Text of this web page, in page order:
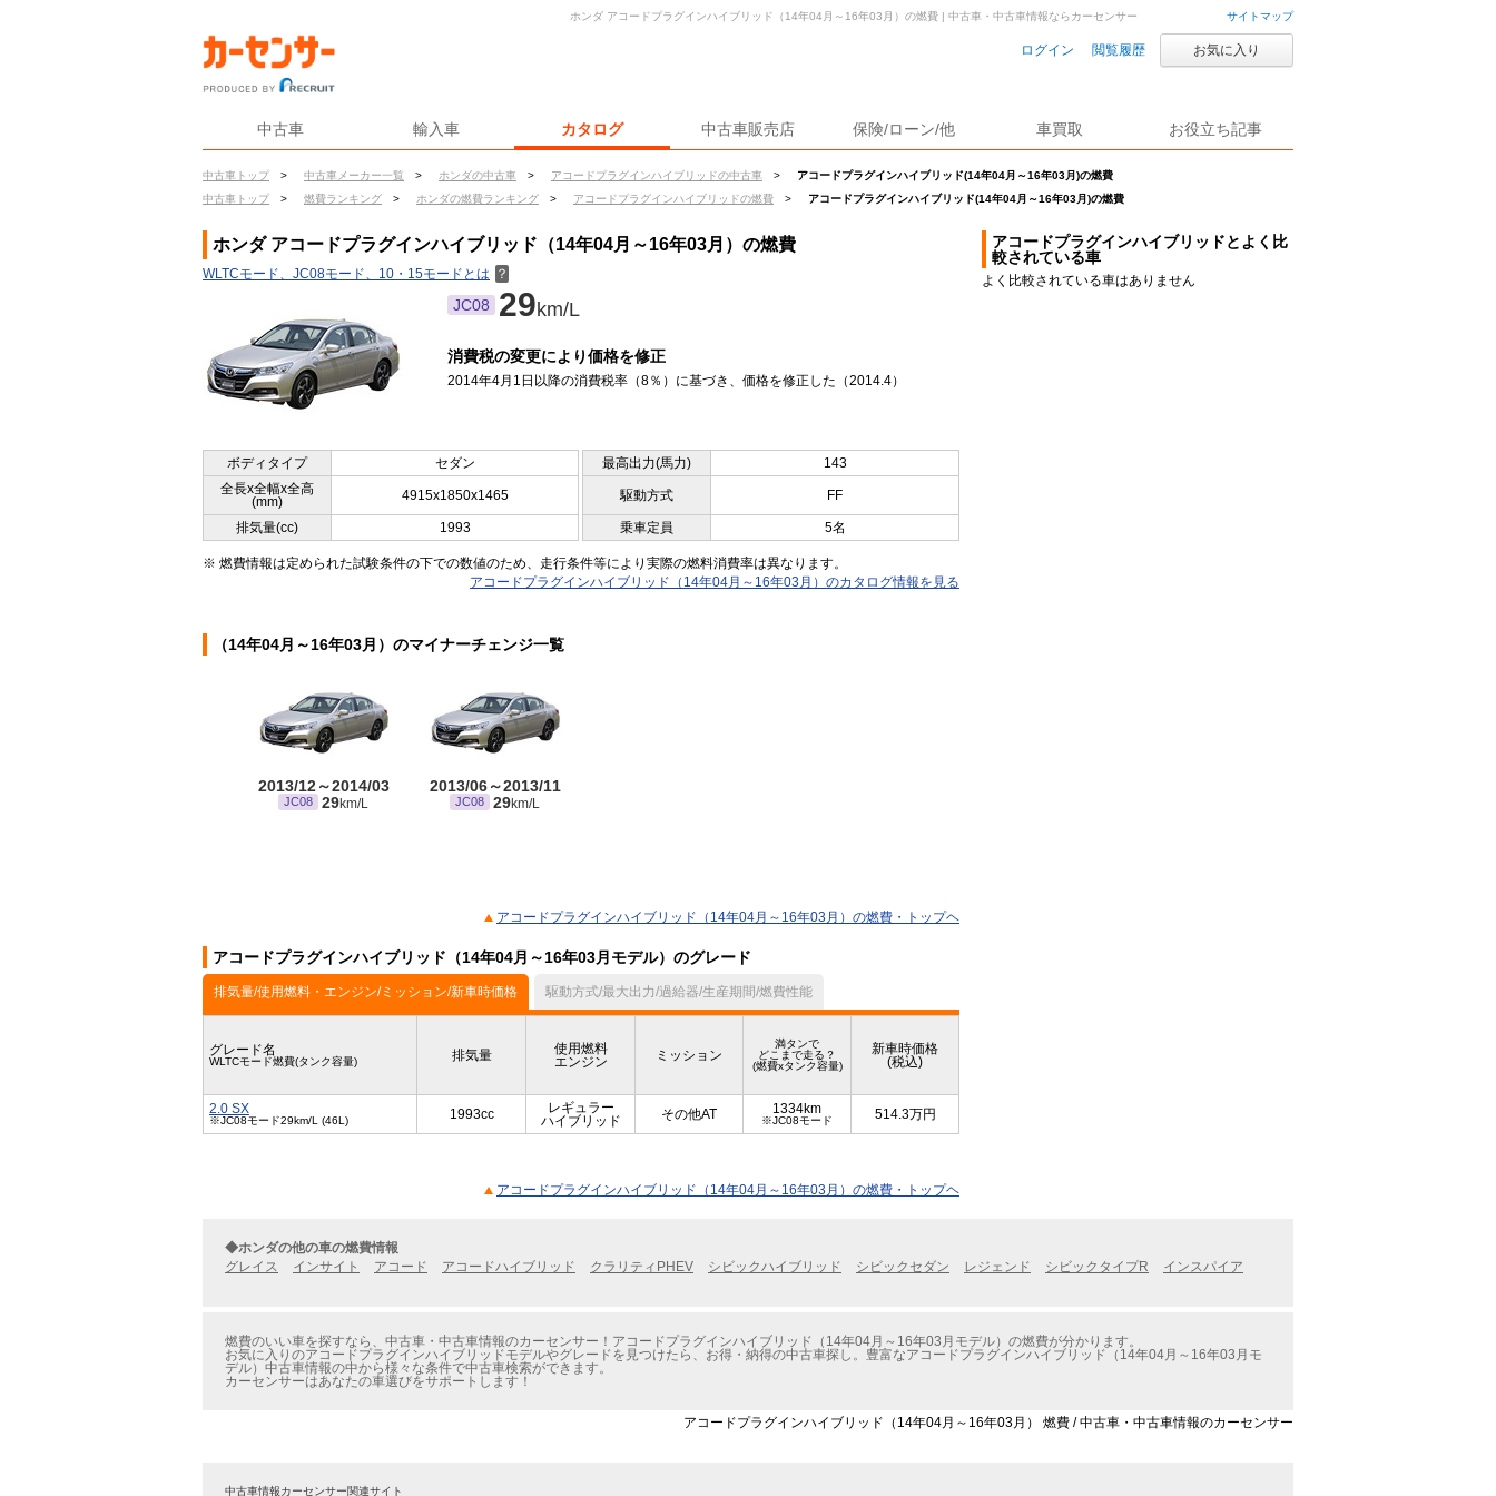
サイトマップ
ログイン 閲覧履歴 お気に入り
中古車 輸入車 カタログ 中古車販売店 保険/ローン/他 車買取 お役立ち記事
中古車トップ > 中古車メーカー一覧 > ホンダの中古車 > アコードプラグインハイブリッドの中古車 >
アコードプラグインハイブリッド(14年04月～16年03月)の燃費
中古車トップ
> 燃費ランキング > ホンダの燃費ランキング > アコードプラグインハイブリッドの燃費 > アコードプラグインハイブリッド(14年04月～16年03月)の燃費
ホンダ アコードプラグインハイブリッド（14年04月～16年03月）の燃費 | 中古車・中古車情報ならカーセンサー
ホンダ アコードプラグインハイブリッド（14年04月～16年03月）の燃費
WLTCモード、JC08モード、10・15モードとは ？
JC08 29km/L
消費税の変更により価格を修正
2014年4月1日以降の消費税率（8％）に基づき、価格を修正した（2014.4）
ボディタイプ セダン 最高出力(馬力)
143
全長x全幅x全高
(mm)
4915x1850x1465 駆動方式 FF
排気量(cc) 1993 乗車定員 5名
※ 燃費情報は定められた試験条件の下での数値のため、走行条件等により実際の燃料消費率は異なります。
アコードプラグインハイブリッド（14年04月～16年03月）のカタログ情報を見る
（14年04月～16年03月）のマイナーチェンジ一覧
2013/12～2014/03
JC08 29km/L
2013/06～2013/11
JC08 29km/L
アコードプラグインハイブリッド（14年04月～16年03月）の燃費・トップヘ
アコードプラグインハイブリッド（14年04月～16年03月モデル）のグレード
排気量/使用燃料・エンジン/ミッション/新車時価格 駆動方式/最大出力/過給器/生産期間/燃費性能
グレード名
WLTCモード燃費(タンク容量) 排気量
使用燃料
エンジン
ミッション
満タンで
どこまで走る？
(燃費xタンク容量)
新車時価格
(税込)
2.0 SX
※JC08モード29km/L (46L) 1993cc
レギュラー
ハイブリッド
その他AT 1334km
※JC08モード 514.3万円
アコードプラグインハイブリッド（14年04月～16年03月）の燃費・トップヘ
アコードプラグインハイブリッドとよく比
較されている車
よく比較されている車はありません
◆ホンダの他の車の燃費情報
グレイス
インサイト アコード アコードハイブリッド クラリティPHEV シビックハイブリッド シビックセダン レジェンド シビックタイプR インスパイア
燃費のいい車を探すなら、中古車・中古車情報のカーセンサー！アコードプラグインハイブリッド（14年04月～16年03月モデル）の燃費が分かります。
お気に入りのアコードプラグインハイブリッドモデルやグレードを見つけたら、お得・納得の中古車探し。豊富なアコードプラグインハイブリッド（14年04月～16年03月モ
デル）中古車情報の中から様々な条件で中古車検索ができます。
カーセンサーはあなたの車選びをサポートします！
アコードプラグインハイブリッド（14年04月～16年03月） 燃費 / 中古車・中古車情報のカーセンサー
中古車情報カーセンサー関連サイト